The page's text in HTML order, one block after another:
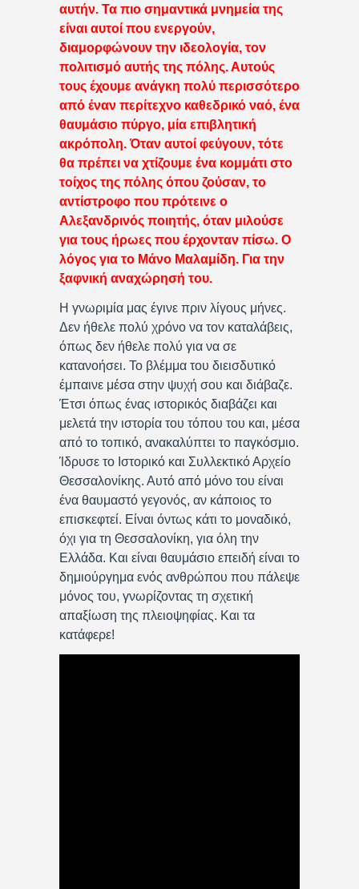
αυτήν. Τα πιο σημαντικά μνημεία της
είναι αυτοί που ενεργούν,
διαμορφώνουν την ιδεολογία, τον
πολιτισμό αυτής της πόλης. Αυτούς
τους έχουμε ανάγκη πολύ περισσότερο
από έναν περίτεχνο καθεδρικό ναό, ένα
θαυμάσιο πύργο, μία επιβλητική
ακρόπολη. Όταν αυτοί φεύγουν, τότε
θα πρέπει να χτίζουμε ένα κομμάτι στο
τοίχος της πόλης όπου ζούσαν, το
αντίστροφο που πρότεινε ο
Αλεξανδρινός ποιητής, όταν μιλούσε
για τους ήρωες που έρχονταν πίσω. Ο
λόγος για το Μάνο Μαλαμίδη. Για την
ξαφνική αναχώρησή του.
Η γνωριμία μας έγινε πριν λίγους μήνες.
Δεν ήθελε πολύ χρόνο να τον καταλάβεις,
όπως δεν ήθελε πολύ για να σε
κατανοήσει. Το βλέμμα του διεισδυτικό
έμπαινε μέσα στην ψυχή σου και διάβαζε.
Έτσι όπως ένας ιστορικός διαβάζει και
μελετά την ιστορία του τόπου του και, μέσα
από το τοπικό, ανακαλύπτει το παγκόσμιο.
Ίδρυσε το Ιστορικό και Συλλεκτικό Αρχείο
Θεσσαλονίκης. Αυτό από μόνο του είναι
ένα θαυμαστό γεγονός, αν κάποιος το
επισκεφτεί. Είναι όντως κάτι το μοναδικό,
όχι για τη Θεσσαλονίκη, για όλη την
Ελλάδα. Και είναι θαυμάσιο επειδή είναι το
δημιούργημα ενός ανθρώπου που πάλεψε
μόνος του, γνωρίζοντας τη σχετική
απαξίωση της πλειοψηφίας. Και τα
κατάφερε!